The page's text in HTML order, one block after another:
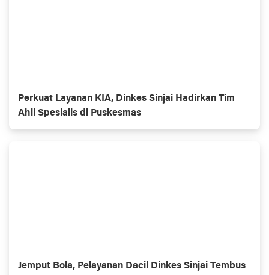
Perkuat Layanan KIA, Dinkes Sinjai Hadirkan Tim
Ahli Spesialis di Puskesmas
Jemput Bola, Pelayanan Dacil Dinkes Sinjai Tembus